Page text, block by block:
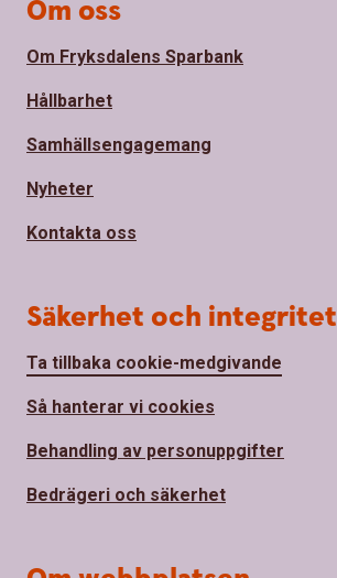
Om oss
Om Fryksdalens Sparbank
Hållbarhet
Samhällsengagemang
Nyheter
Kontakta oss
Säkerhet och integritet
Ta tillbaka cookie-medgivande
Så hanterar vi cookies
Behandling av personuppgifter
Bedrägeri och säkerhet